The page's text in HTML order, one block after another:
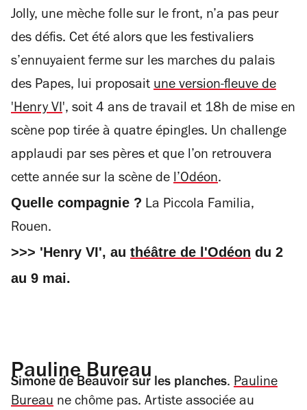
Jolly, une mèche folle sur le front, n’a pas peur
des défis. Cet été alors que les festivaliers
s’ennuyaient ferme sur les marches du palais
des Papes, lui proposait une version-fleuve de
'Henry VI', soit 4 ans de travail et 18h de mise en
scène pop tirée à quatre épingles. Un challenge
applaudi par ses pères et que l’on retrouvera
cette année sur la scène de l’Odéon.
Quelle compagnie ? La Piccola Familia,
Rouen.
>>> 'Henry VI', au théâtre de l'Odéon du 2
au 9 mai.
Pauline Bureau
Simone de Beauvoir sur les planches. Pauline
Bureau ne chôme pas. Artiste associée au